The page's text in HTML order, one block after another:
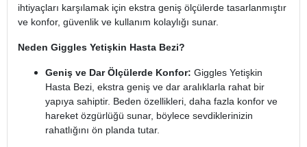
ihtiyaçları karşılamak için ekstra geniş ölçülerde tasarlanmıştır
ve konfor, güvenlik ve kullanım kolaylığı sunar.
Neden Giggles Yetişkin Hasta Bezi?
Geniş ve Dar Ölçülerde Konfor: Giggles Yetişkin
Hasta Bezi, ekstra geniş ve dar aralıklarla rahat bir
yapıya sahiptir. Beden özellikleri, daha fazla konfor ve
hareket özgürlüğü sunar, böylece sevdiklerinizin
rahatlığını ön planda tutar.